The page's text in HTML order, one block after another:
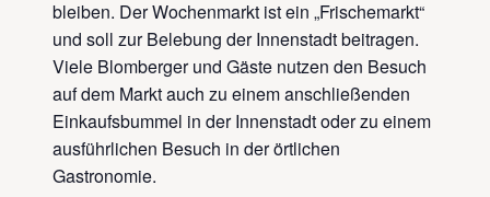
bleiben. Der Wochenmarkt ist ein „Frischemarkt“
und soll zur Belebung der Innenstadt beitragen.
Viele Blomberger und Gäste nutzen den Besuch
auf dem Markt auch zu einem anschließenden
Einkaufsbummel in der Innenstadt oder zu einem
ausführlichen Besuch in der örtlichen
Gastronomie.